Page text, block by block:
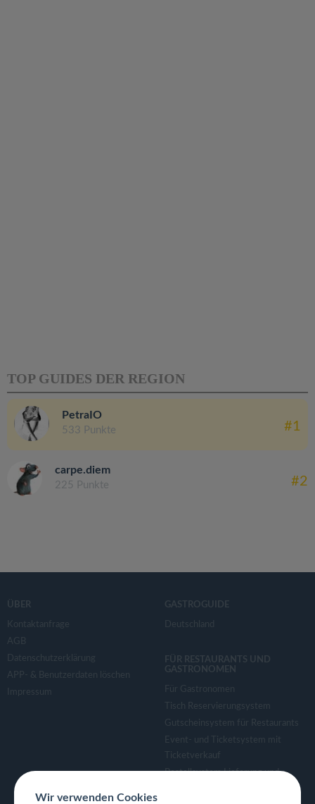
TOP GUIDES DER REGION
PetraIO
533 Punkte #1
carpe.diem
225 Punkte #2
ÜBER
Kontaktanfrage
AGB
Datenschutzerklärung
APP- & Benutzerdaten löschen
Impressum
GASTROGUIDE
Deutschland
FÜR RESTAURANTS UND
GASTRONOMEN
Für Gastronomen
Tisch Reservierungsystem
Gutscheinsystem für Restaurants
Event- und Ticketsystem mit
Ticketverkauf
Bestellsystem Lieferung und
Wir verwenden Cookies